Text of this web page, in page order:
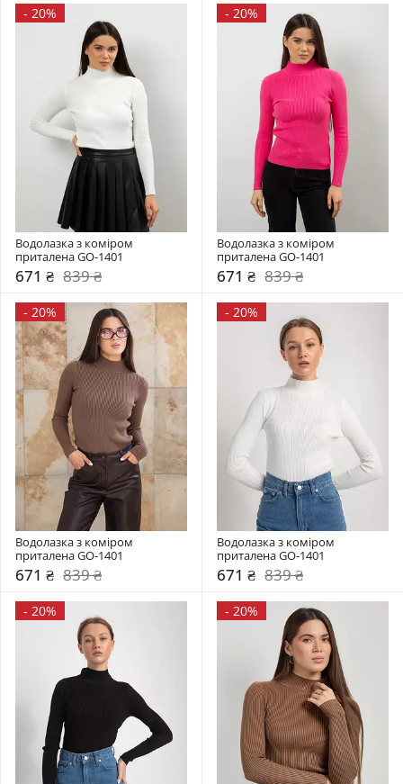
- 20%
Водолазка з коміром
приталена GO-1401
671 ₴ 839 ₴
- 20%
Водолазка з коміром
приталена GO-1401
671 ₴ 839 ₴
- 20%
Водолазка з коміром
приталена GO-1401
671 ₴ 839 ₴
- 20%
Водолазка з коміром
приталена GO-1401
671 ₴ 839 ₴
- 20% - 20%